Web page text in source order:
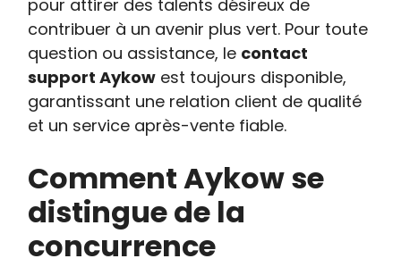
pour attirer des talents désireux de
contribuer à un avenir plus vert. Pour toute
question ou assistance, le contact
support Aykow est toujours disponible,
garantissant une relation client de qualité
et un service après-vente fiable.
Comment Aykow se
distingue de la
concurrence